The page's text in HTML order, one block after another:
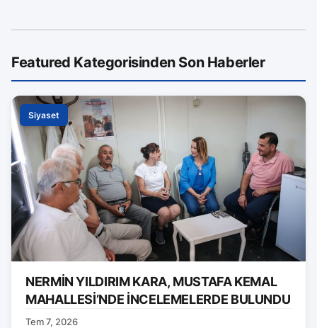
Featured Kategorisinden Son Haberler
Siyaset
NERMİN YILDIRIM KARA, MUSTAFA KEMAL
MAHALLESİ’NDE İNCELEMELERDE BULUNDU
Tem 7, 2026